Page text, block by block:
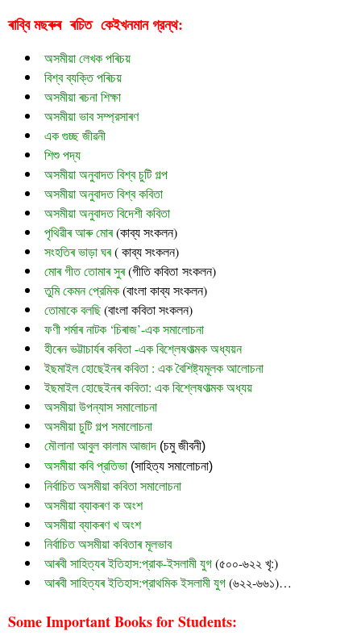
ৰাব্বি মছৰুৰ  ৰচিত কেইখনমান গ্রন্থ:
অসমীয়া লেখক পৰিচয়
বিশ্ব ব্যক্তি পৰিচয়
অসমীয়া ৰচনা শিক্ষা
অসমীয়া ভাব সম্প্রসাৰণ
এক গুচ্ছ জীৱনী
শিশু পদ্য
অসমীয়া অনুবাদত বিশ্ব চুটি গল্প
অসমীয়া অনুবাদত বিশ্ব কবিতা
অসমীয়া অনুবাদত বিদেশী কবিতা
পৃথিৱীৰ আৰু মোৰ (কাব্য সংকলন)
সংহতিৰ ভাড়া ঘৰ ( কাব্য সংকলন)
মোৰ গীত তোমাৰ সুৰ (গীতি কবিতা সংকলন)
তুমি কেমন প্রেমিক (বাংলা কাব্য সংকলন)
তোমাকে বলছি (বাংলা কবিতা সংকলন)
ফণী শৰ্মাৰ নাটক ‘চিৰাজ’-এক সমালোচনা
হীৰেন ভট্টাচাৰ্যৰ কবিতা -এক বিশ্লেষণাত্মক অধ্যয়ন
ইছমাইল হোছেইনৰ কবিতা : এক বৈশিষ্ট্যমূলক আলোচনা
ইছমাইল হোছেইনৰ কবিতা: এক বিশ্লেষণাত্মক অধ্যয়
অসমীয়া উপন্যাস সমালোচনা
অসমীয়া চুটি গল্প সমালোচনা
মৌলানা আবুল কালাম আজাদ (চমু জীবনী)
অসমীয়া কবি প্রতিভা (সাহিত্য সমালোচনা)
নির্বাচিত অসমীয়া কবিতা সমালোচনা
অসমীয়া ব্যাকৰণ ক অংশ
অসমীয়া ব্যাকৰণ খ অংশ
নির্বাচিত অসমীয়া কবিতাৰ মূলভাব
আৰবী সাহিত্যৰ ইতিহাস:প্রাক-ইসলামী যুগ(৫০০-৬২২ খৃ:)
আৰবী সাহিত্যৰ ইতিহাস:প্রাথমিক ইসলামী যুগ(৬২২-৬৬১)…
Some Important Books for Students: